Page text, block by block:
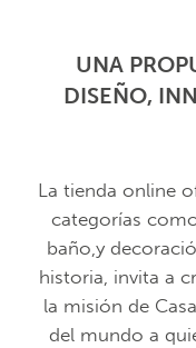
UNA
DISEÑO,
La tienda online
categorías
baño,y
historia, invita a
la misión de
del mundo a